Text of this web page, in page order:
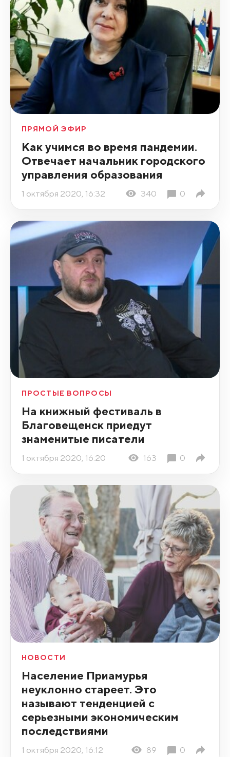
ПРЯМОЙ ЭФИР
Как учимся во время пандемии.
Отвечает начальник городского
управления образования
1 октября 2020, 16:32 340 0
ПРОСТЫЕ ВОПРОСЫ
На книжный фестиваль в
Благовещенск приедут
знаменитые писатели
1 октября 2020, 16:20 163 0
НОВОСТИ
Население Приамурья
неуклонно стареет. Это
называют тенденцией с
серьезными экономическим
последствиями
1 октября 2020, 16:12 89 0